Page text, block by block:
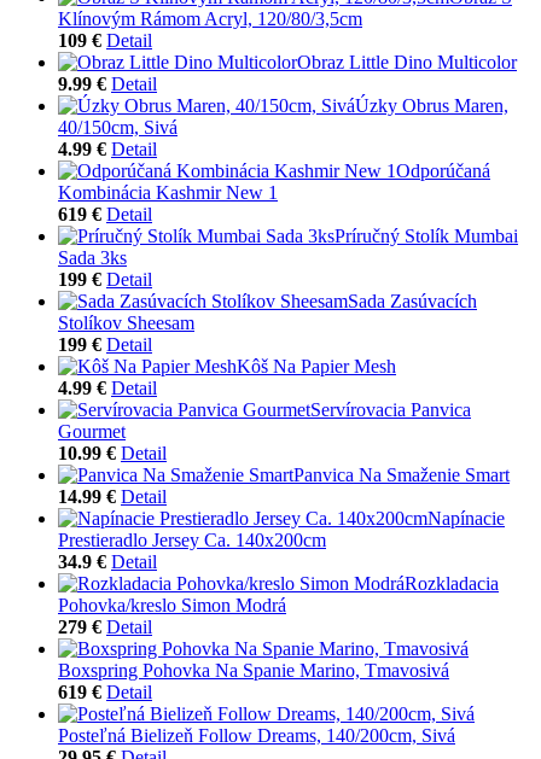
Klínovým Rámom Acryl, 120/80/3,5cm
109 € Detail
Obraz Little Dino Multicolor
9.99 € Detail
Úzky Obrus Maren,
40/150cm, Sivá
4.99 € Detail
Odporúčaná
Kombinácia Kashmir New 1
619 € Detail
Príručný Stolík Mumbai
Sada 3ks
199 € Detail
Sada Zasúvacích
Stolíkov Sheesam
199 € Detail
Kôš Na Papier Mesh
4.99 € Detail
Servírovacia Panvica
Gourmet
10.99 € Detail
Panvica Na Smaženie Smart
14.99 € Detail
Napínacie
Prestieradlo Jersey Ca. 140x200cm
34.9 € Detail
Rozkladacia
Pohovka/kreslo Simon Modrá
279 € Detail
Boxspring Pohovka Na Spanie Marino, Tmavosivá
619 € Detail
Posteľná Bielizeň Follow Dreams, 140/200cm, Sivá